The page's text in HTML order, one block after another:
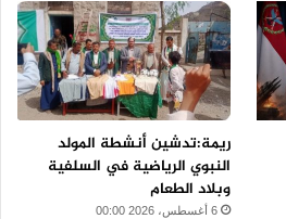
ريمة:تدشين أنشطة المولد
النبوي الرياضية في السلفية
وبلاد الطعام
6 أغسطس، 2026 00:00